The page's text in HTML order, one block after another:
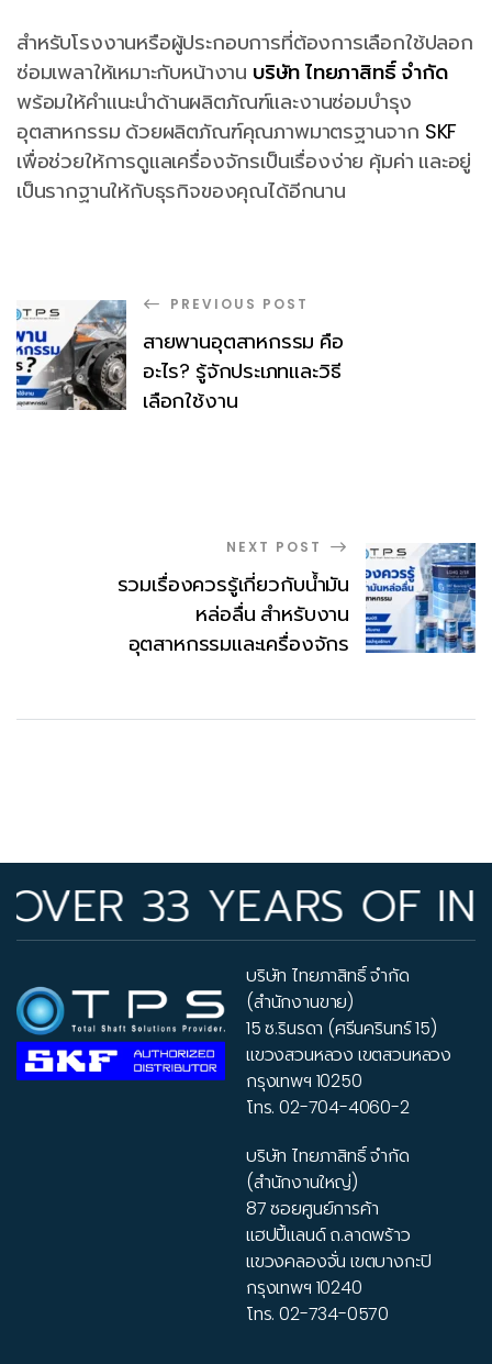
สำหรับโรงงานหรือผู้ประกอบการที่ต้องการเลือกใช้ปลอก
ซ่อมเพลาให้เหมาะกับหน้างาน บริษัท ไทยภาสิทธิ์ จำกัด
พร้อมให้คำแนะนำด้านผลิตภัณฑ์และงานซ่อมบำรุง
อุตสาหกรรม ด้วยผลิตภัณฑ์คุณภาพมาตรฐานจาก SKF
เพื่อช่วยให้การดูแลเครื่องจักรเป็นเรื่องง่าย คุ้มค่า และอยู่
เป็นรากฐานให้กับธุรกิจของคุณได้อีกนาน
PREVIOUS POST
สายพานอุตสาหกรรม คือ
อะไร? รู้จักประเภทและวิธี
เลือกใช้งาน
NEXT POST
รวมเรื่องควรรู้เกี่ยวกับน้ำมัน
หล่อลื่น สำหรับงาน
อุตสาหกรรมและเครื่องจักร
YEARS OF
บริษัท ไทยภาสิทธิ์ จำกัด
(สำนักงานขาย)
15 ซ.รินรดา (ศรีนครินทร์ 15)
แขวงสวนหลวง เขตสวนหลวง
กรุงเทพฯ 10250
โทร.02-704-4060-2
บริษัท ไทยภาสิทธิ์ จำกัด
(สำนักงานใหญ่)
87 ซอยศูนย์การค้า
แฮปปี้แลนด์ ถ.ลาดพร้าว
แขวงคลองจั่น เขตบางกะปิ
กรุงเทพฯ 10240
โทร.02-734-0570